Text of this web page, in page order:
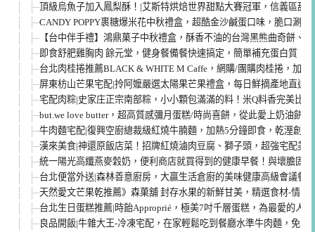
頂級烏魚子加入鳳梨酥！|艾斯特烘焙世界甜點大賽冠軍，信義區甜
CANDY POPPY裹糖爆米花中秋禮盒，超酷金沙鹹蛋口味，脆口涮嘴
【台中伴手禮】鴻鼎菓子中秋禮盒，酥香不油的台灣黑熊曲奇餅、
即食舒肥雞胸肉 餘元堂，健身餐備餐快速搞定，簡單補充蛋白質！
台北肉桂捲推薦BLACK & WHITE M Caffe，網購/團購肉桂捲，加
屏東枋山芒果宅配|拎阿嬤嚴選太陽果芒果禮盒，每日鮮摘產地直送
宅配肉粽|史家庄正宗南部粽，小小顆包滿滿的料！米Q料香完美比
but.we love butter，超高質感彌月蛋糕/時尚喜餅，從此愛上奶油餅
牛肉麵宅配|復興空廚總裁級紅燒牛腩麵，加熱5分鐘即食，乾溼創意
漢來美食|神還原飯店菜！招牌紅燒滷肉豆腐、獅子頭，超強宅配美
統一陽光高纖燕麥穀奶，便利商店就買得到的健康早餐！與壞膽固
台北便當外送|森林善意廚房，大贏生活倉廚的美味健康高級會議餐
天然愛文芒果乾推薦》森菓舖 封存水果的新鮮甘美，精選食材-情人
台北生日蛋糕推薦|時飴Approprié，極美7吋千層蛋糕，為最愛的人
良品開飯|牛雜大王-冷凍宅配，在家輕鬆吃到餐廳水準牛肉麵，免出